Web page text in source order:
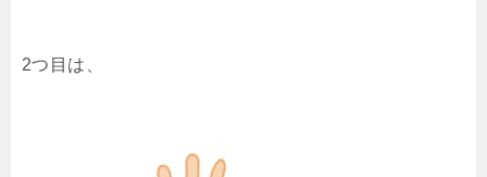
2つ目は、